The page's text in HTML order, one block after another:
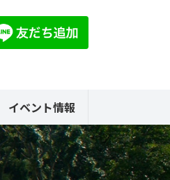
イベント情報